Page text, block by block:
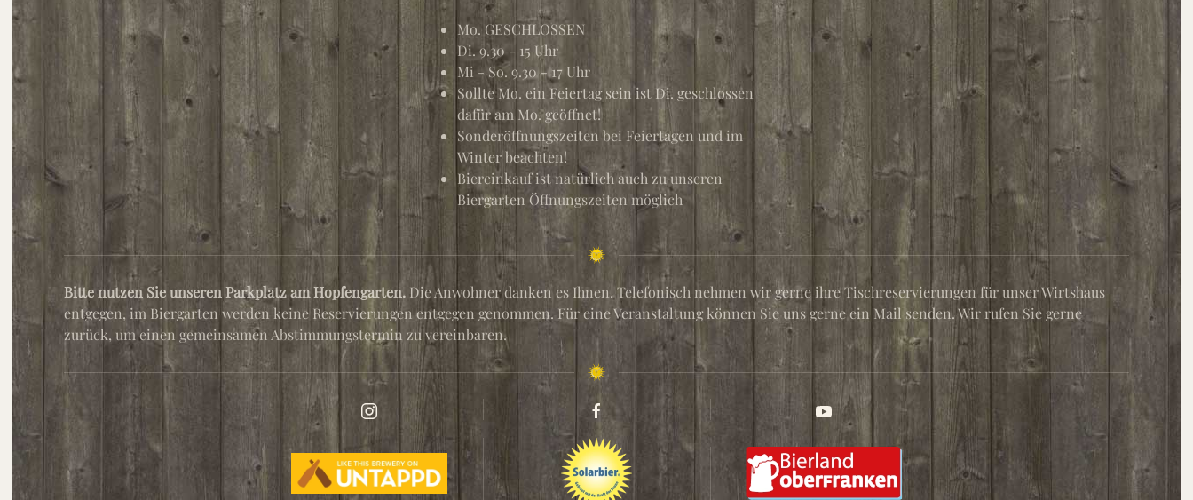
Mo. GESCHLOSSEN
Di. 9.30 - 15 Uhr
Mi - So. 9.30 - 17 Uhr
Sollte Mo. ein Feiertag sein ist Di. geschlossen
dafür am Mo. geöffnet!
Sonderöffnungszeiten bei Feiertagen und im
Winter beachten!
Biereinkauf ist natürlich auch zu unseren
Biergarten Öffnungszeiten möglich
Bitte nutzen Sie unseren Parkplatz am Hopfengarten. Die Anwohner danken es Ihnen. Telefonisch nehmen wir gerne ihre Tischreservierungen für unser Wirtshaus
entgegen, im Biergarten werden keine Reservierungen entgegen genommen. Für eine Veranstaltung können Sie uns gerne ein Mail senden. Wir rufen Sie gerne
zurück, um einen gemeinsamen Abstimmungstermin zu vereinbaren.